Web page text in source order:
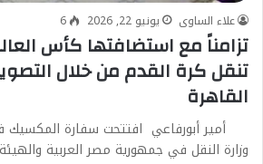
علاء الساوى يونيو 22, 2026 6
تزامناً مع استضافتها كأس
تنقل كرة القدم من خلال
القاهرة
أمير أبورفاعي افتتحت سفارة المكسيك
وزارة النقل في جمهورية مصر العربية